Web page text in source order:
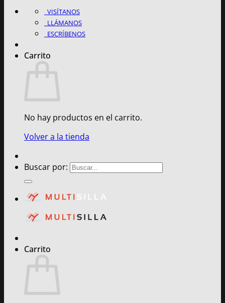
VISÍTANOS
LLÁMANOS
ESCRÍBENOS
Carrito
No hay productos en el carrito.
Volver a la tienda
Buscar por:
Carrito